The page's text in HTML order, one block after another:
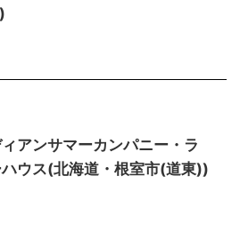
アンサマーカンパニー・ラ
ウス(北海道・根室市(道東))